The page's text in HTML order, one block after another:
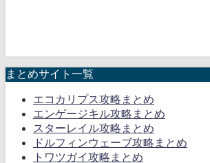
まとめサイト一覧
エコカリプス攻略まとめ
エンゲージキル攻略まとめ
スターレイル攻略まとめ
ドルフィンウェーブ攻略まとめ
トワツガイ攻略まとめ